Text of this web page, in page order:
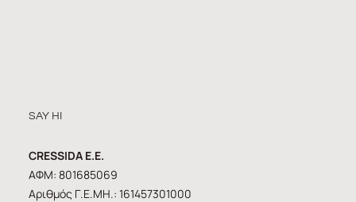
SAY HI
CRESSIDA E.E.
ΑΦΜ: 801685069
Αριθμός Γ.Ε.ΜΗ.: 161457301000